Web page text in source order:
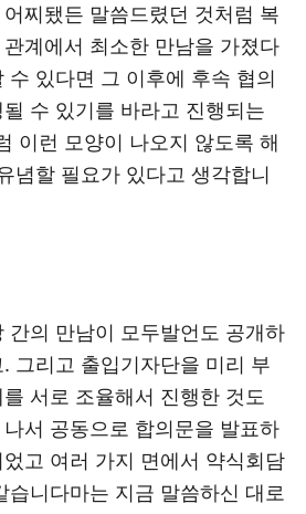
찌됐든 말씀드렸던 것처럼 복
계에서 최소한 만남을 가졌다
수 있다면 그 이후에 후속 협의
수 있기를 바라고 진행되는
이런 모양이 나오지 않도록 해
념할 필요가 있다고 생각합니
간의 만남이 모두발언도 공개하
그리고 출입기자단을 미리 부
서로 조율해서 진행한 것도
서 공동으로 합의문을 발표하
고 여러 가지 면에서 약식회담
습니다마는 지금 말씀하신 대로